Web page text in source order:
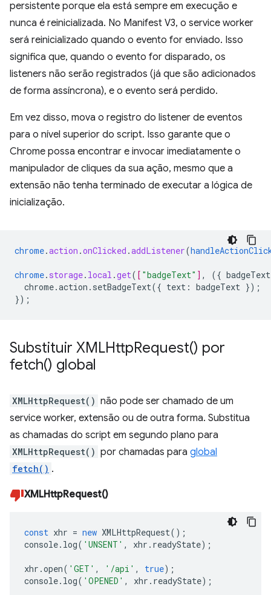
persistente porque ela está sempre em execução e
nunca é reinicializada. No Manifest V3, o service worker
será reinicializado quando o evento for enviado. Isso
significa que, quando o evento for disparado, os
listeners não serão registrados (já que são adicionados
de forma assíncrona), e o evento será perdido.
Em vez disso, mova o registro do listener de eventos
para o nível superior do script. Isso garante que o
Chrome possa encontrar e invocar imediatamente o
manipulador de cliques da sua ação, mesmo que a
extensão não tenha terminado de executar a lógica de
inicialização.
chrome.action .onClicked .addListener(
chrome. storage. local .get( [ "badgeText" ] , ({ badgeText
chrome.action.setBadgeText({ text : badgeText });
});
Substituir XMLHttpRequest() por
fetch() global
XMLHttpRequest() não pode ser chamado de um
service worker, extensão ou de outra forma. Substitua
as chamadas do script em segundo plano para
XMLHttpRequest() por chamadas para global
fetch() .
XMLHttpRequest()
const xhr = new XMLHttpRequest();
console. log( 'UNSENT' , xhr . readyState);
xhr .open( 'GET' , '/api' , true);
console. log( 'OPENED' , xhr . readyState);